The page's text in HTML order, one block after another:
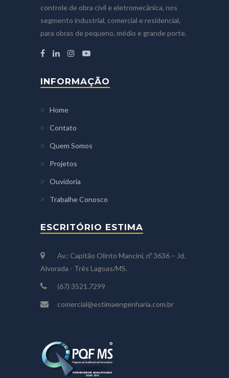
controle de obra civil e eletromecânica, nos
segmento industrial, comercial e residencial,
para obras de pequeno, médio e grande porte.
INFORMAÇÃO
Home
Contato
Quem Somos
Projetos
Ouvidoria
Trabalhe Conosco
ESCRITÓRIO ESTIMA
Av.: Capitão Olinto Mancini, nº 3636 – Jd.
Alvorada - Três Lagoas/MS.
(67) 3521.7299
comercial@estimaengenharia.com.br